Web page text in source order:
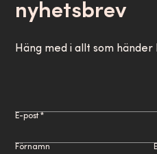
nyhetsbrev
Häng med i allt som händer
E-post *
Förnamn